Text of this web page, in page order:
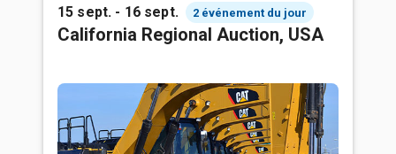
15 sept. - 16 sept. 2 événement du jour
California Regional Auction, USA